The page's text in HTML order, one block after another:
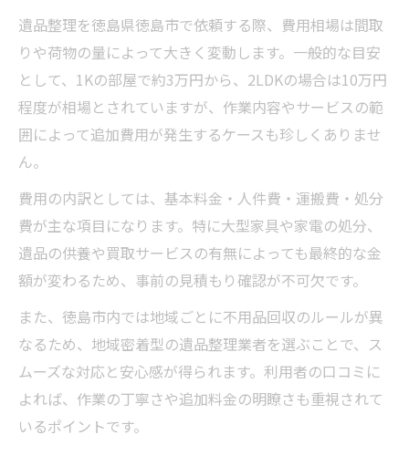
遺品整理を徳島県徳島市で依頼する際、費用相場は間取
りや荷物の量によって大きく変動します。一般的な目安
として、1Kの部屋で約3万円から、2LDKの場合は10万円
程度が相場とされていますが、作業内容やサービスの範
囲によって追加費用が発生するケースも珍しくありませ
ん。
費用の内訳としては、基本料金・人件費・運搬費・処分
費が主な項目になります。特に大型家具や家電の処分、
遺品の供養や買取サービスの有無によっても最終的な金
額が変わるため、事前の見積もり確認が不可欠です。
また、徳島市内では地域ごとに不用品回収のルールが異
なるため、地域密着型の遺品整理業者を選ぶことで、ス
ムーズな対応と安心感が得られます。利用者の口コミに
よれば、作業の丁寧さや追加料金の明瞭さも重視されて
いるポイントです。